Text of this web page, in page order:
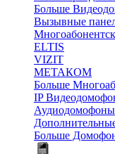
Больше
Вызывные
ELTIS
VIZIT
МЕТАКОМ
Больше
IP
Аудиодомофоны
Больше